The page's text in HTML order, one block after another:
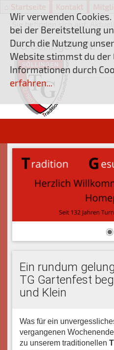
TG Söllingen e.V.
Ein rundum
TG Gartenfest
und Klein
Was für ein
vergangenen
zu unserem traditionellen
Wir verwenden
bei der Bereitstellung
Durch die Nutzung
Website stimmst du der
Informationen durch
erfahren...